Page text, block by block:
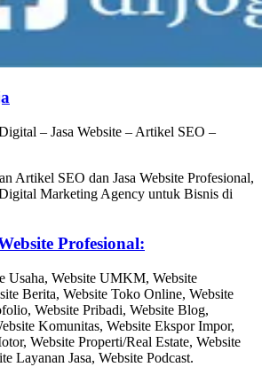
– Jasa Website – Artikel SEO –
Artikel SEO dan Jasa Website Profesional,
Marketing Agency untuk Bisnis di
Profesional:
Usaha, Website UMKM, Website
Berita, Website Toko Online, Website
Website Pribadi, Website Blog,
Komunitas, Website Ekspor Impor,
Website Properti/Real Estate, Website
Layanan Jasa, Website Podcast.